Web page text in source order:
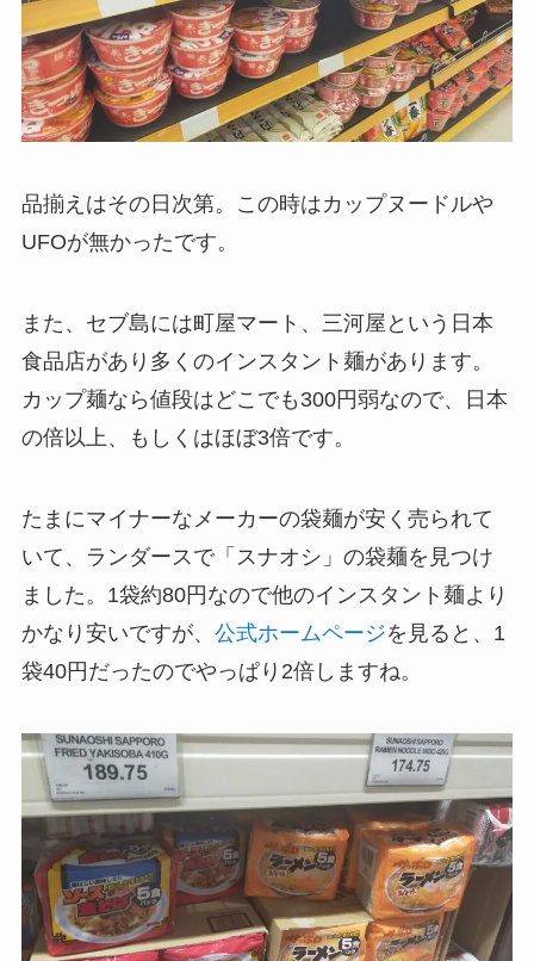
品揃えはその日次第。この時はカップヌードルや
UFOが無かったです。
また、セブ島には町屋マート、三河屋 という日本
食品店があり多くのインスタント麺があります。
カップ麺なら値段はどこでも 300円弱なので、日本
の倍以上、もしくはほぼ3倍です。
たまにマイナーなメーカーの袋麺が安く売られて
いて、ランダースで「スナオシ」の袋麺を見つけ
ました。1袋約80円なので他のインスタント麺より
かなり安いですが、 公式ホームページを見ると、1
袋40円だったのでやっぱり2倍しますね。